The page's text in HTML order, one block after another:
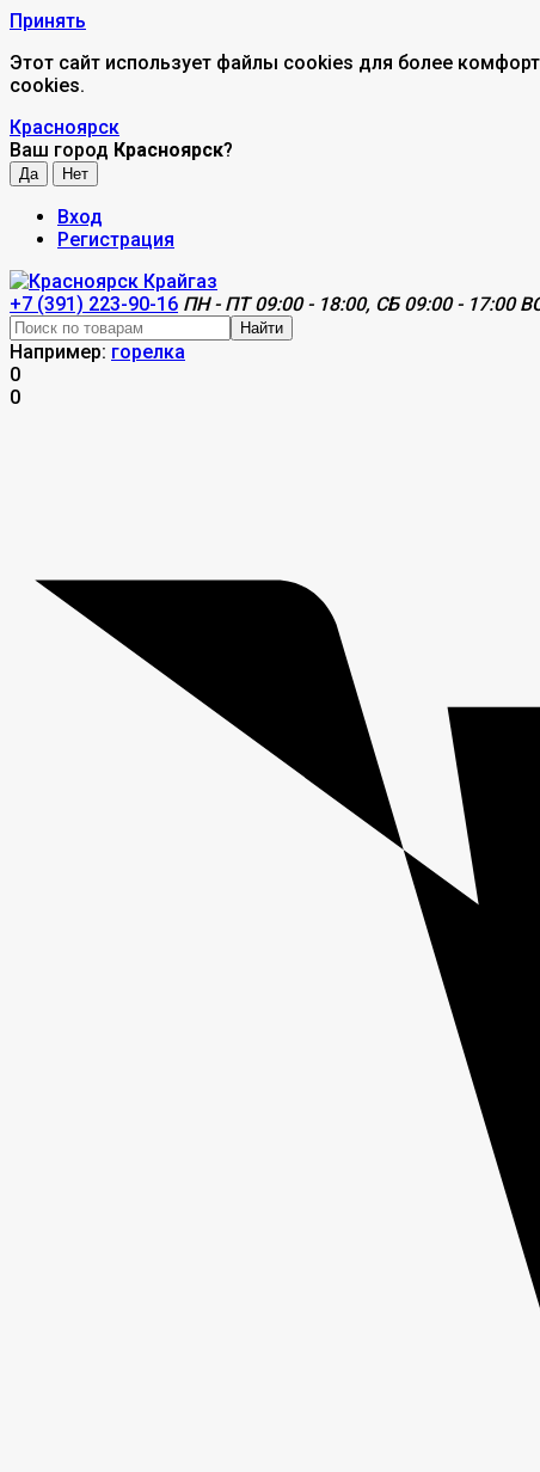
Принять
Этот сайт использует файлы cookies для более
cookies.
Красноярск
Ваш город Красноярск?
Вход
Регистрация
+7 (391) 223-90-16 ПН - ПТ 09:00 - 18:00, СБ 09:00 - 17:00
Найти
Например: горелка
0
0